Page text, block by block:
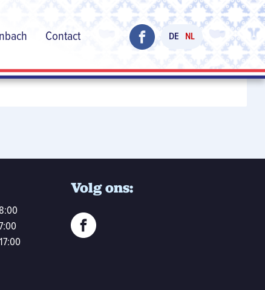
Contact DE NL
Volg ons: